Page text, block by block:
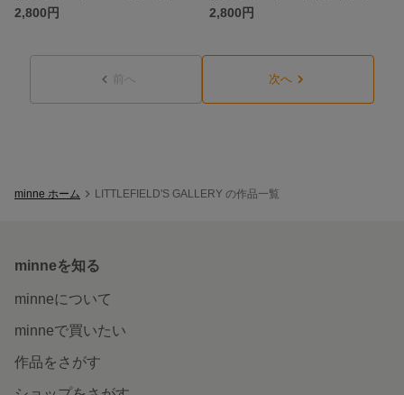
2,800円
2,800円
前へ 次へ
minne ホーム LITTLEFIELD'S GALLERY の作品一覧
minneを知る
minneについて
minneで買いたい
作品をさがす